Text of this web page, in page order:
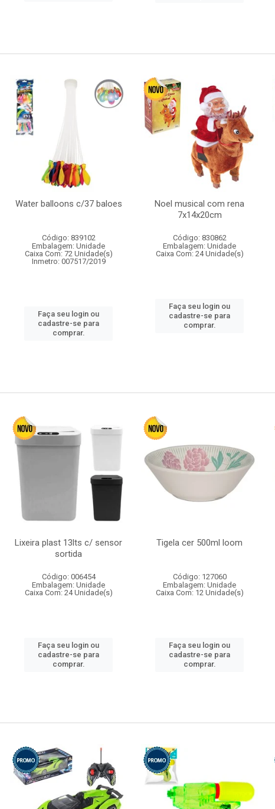
Water balloons c/37 baloes
Código: 839102
Embalagem: Unidade
Caixa Com: 72 Unidade(s)
Inmetro: 007517/2019
Faça seu login ou
cadastre-se para
comprar.
Noel musical com rena
7x14x20cm
Código: 830862
Embalagem: Unidade
Caixa Com: 24 Unidade(s)
Faça seu login ou
cadastre-se para
comprar.
Lixeira plast 13lts c/ sensor
sortida
Código: 006454
Embalagem: Unidade
Caixa Com: 24 Unidade(s)
Faça seu login ou
cadastre-se para
comprar.
Tigela cer 500ml loom
Código: 127060
Embalagem: Unidade
Caixa Com: 12 Unidade(s)
Faça seu login ou
cadastre-se para
comprar.